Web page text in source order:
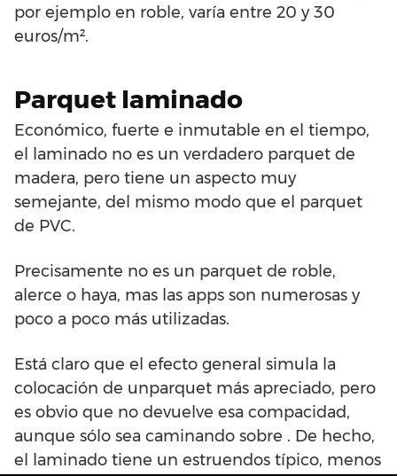
por ejemplo en roble, varía entre 20 y 30
euros/m².
Parquet laminado
Económico, fuerte e inmutable en el tiempo,
el laminado no es un verdadero parquet de
madera, pero tiene un aspecto muy
semejante, del mismo modo que el parquet
de PVC.
Precisamente no es un parquet de roble,
alerce o haya, mas las apps son numerosas y
poco a poco más utilizadas.
Está claro que el efecto general simula la
colocación de unparquet más apreciado, pero
es obvio que no devuelve esa compacidad,
aunque sólo sea caminando sobre . De hecho,
el laminado tiene un estruendos típico, menos